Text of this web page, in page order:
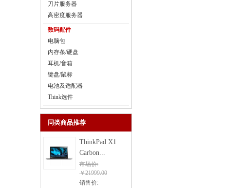
刀片服务器
高密度服务器
数码配件
电脑包
内存条/硬盘
耳机/音箱
键盘/鼠标
电池及适配器
Think选件
同类商品推荐
ThinkPad X1
Carbon...
市场价:
￥21999.00
销售价: